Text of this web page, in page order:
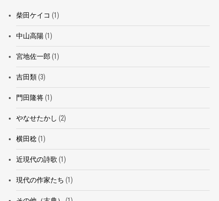
柴田ケイコ (1)
中山高陽(1)
宮地佐一郎 (1)
吉田類(3)
門田隆将(1)
やなせたかし (2)
横田稔(1)
近現代の詩歌 (1)
現代の作家たち (1)